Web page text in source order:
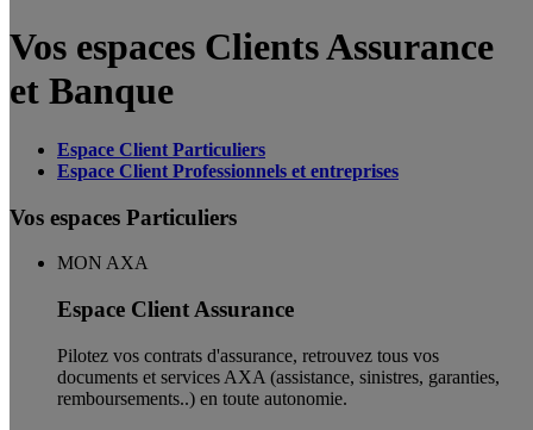
Vos espaces Clients Assurance
et Banque
Espace Client Particuliers
Espace Client Professionnels et entreprises
Vos espaces Particuliers
MON AXA
Espace Client Assurance
Pilotez vos contrats d'assurance, retrouvez tous vos
documents et services AXA (assistance, sinistres, garanties,
remboursements..) en toute autonomie. ​